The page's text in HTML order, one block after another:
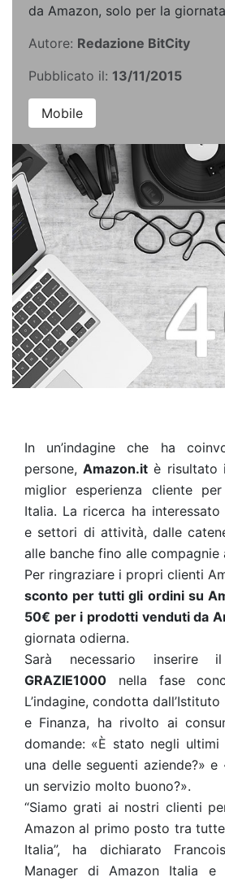
da Amazon, solo per la
Autore: Redazione BitCity
Pubblicato il: 13/11/2015
Mobile
In un’indagine che ha
persone, Amazon.itè risultato
miglior esperienza cliente
Italia. La ricerca ha interessato
e settori di attività, dalle
alle banche fino alle compagnie
Per ringraziare i propri clienti
sconto per tutti gli ordini su
50€ per i prodotti venduti da
giornata odierna.
Sarà necessario inserire
GRAZIE1000 nella fase
L’indagine, condotta
e Finanza, ha rivolto ai
domande: «È stato negli
una delle seguenti aziende?» e
un servizio molto buono?».
“Siamo grati ai nostri clienti
Amazon al primo posto tra
Italia”, ha dichiarato
Manager di Amazon Italia e